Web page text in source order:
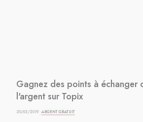
Gagnez des points à échanger
l'argent sur Topix
20/03/2019 ·ARGENT GRATUIT